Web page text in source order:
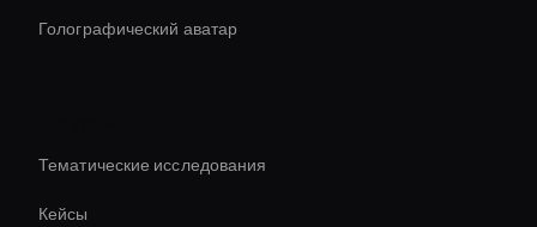
Голографический аватар
Тематические исследования
Кейсы